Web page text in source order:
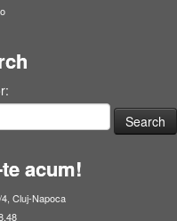
acum!
Cluj-Napoca